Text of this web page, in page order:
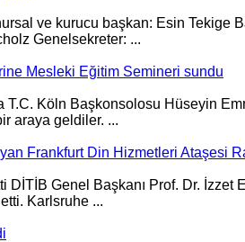
ve kurucu başkan: Esin
Genel sekreter: ...
Mesleki Eğitim Semineri sundu
T.C. Köln Başkonsolosu Hüseyin
araya geldiler. ...
Frankfurt Din Hizmetleri Ataşesi
DİTİB Genel Başkanı Prof. Dr. İzzet
Karlsruhe ...